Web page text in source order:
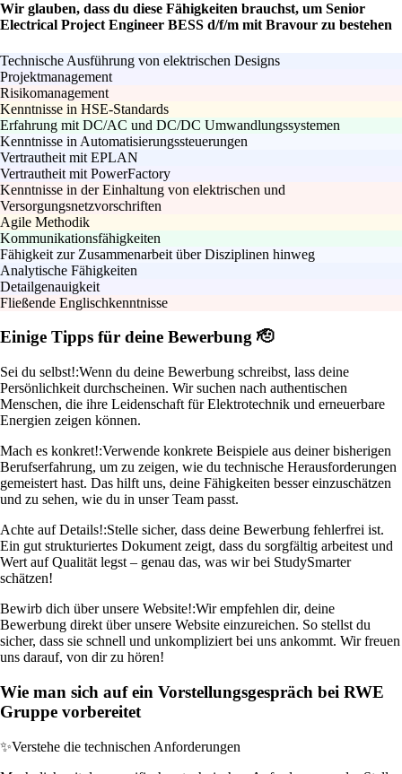
Wir glauben, dass du diese Fähigkeiten brauchst, um Senior
Electrical Project Engineer BESS d/f/m mit Bravour zu bestehen
Technische Ausführung von elektrischen Designs
Projektmanagement
Risikomanagement
Kenntnisse in HSE-Standards
Erfahrung mit DC/AC und DC/DC Umwandlungssystemen
Kenntnisse in Automatisierungssteuerungen
Vertrautheit mit EPLAN
Vertrautheit mit PowerFactory
Kenntnisse in der Einhaltung von elektrischen und
Versorgungsnetzvorschriften
Agile Methodik
Kommunikationsfähigkeiten
Fähigkeit zur Zusammenarbeit über Disziplinen hinweg
Analytische Fähigkeiten
Detailgenauigkeit
Fließende Englischkenntnisse
Einige Tipps für deine Bewerbung 🫡
Sei du selbst!:Wenn du deine Bewerbung schreibst, lass deine
Persönlichkeit durchscheinen. Wir suchen nach authentischen
Menschen, die ihre Leidenschaft für Elektrotechnik und erneuerbare
Energien zeigen können.
Mach es konkret!:Verwende konkrete Beispiele aus deiner bisherigen
Berufserfahrung, um zu zeigen, wie du technische Herausforderungen
gemeistert hast. Das hilft uns, deine Fähigkeiten besser einzuschätzen
und zu sehen, wie du in unser Team passt.
Achte auf Details!:Stelle sicher, dass deine Bewerbung fehlerfrei ist.
Ein gut strukturiertes Dokument zeigt, dass du sorgfältig arbeitest und
Wert auf Qualität legst – genau das, was wir bei StudySmarter
schätzen!
Bewirb dich über unsere Website!:Wir empfehlen dir, deine
Bewerbung direkt über unsere Website einzureichen. So stellst du
sicher, dass sie schnell und unkompliziert bei uns ankommt. Wir freuen
uns darauf, von dir zu hören!
Wie man sich auf ein Vorstellungsgespräch bei RWE
Gruppe vorbereitet
✨Verstehe die technischen Anforderungen